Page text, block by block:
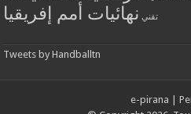
تقني نهائيات أمم إفريقيا
Tweets by Handballtn
e-pirana